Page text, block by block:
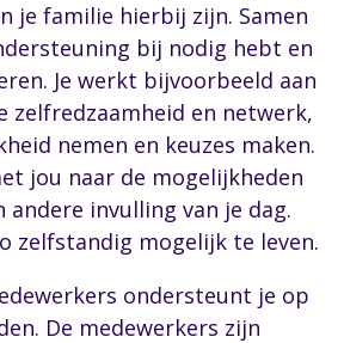
je familie hierbij zijn. Samen
bij nodig hebt en
Je werkt bijvoorbeeld aan
zelfredzaamheid en netwerk,
nemen en keuzes maken.
jou naar de mogelijkheden
andere invulling van je dag.
zelfstandig mogelijk te leven.
ondersteunt je op
De medewerkers zijn